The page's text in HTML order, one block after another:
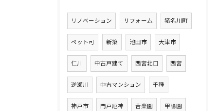
リノベーション リフォーム 猪名川町
ペット可 新築 池田市 大津市
仁川 中古戸建て 西宮北口 西宮
逆瀬川 中古マンション 千種
神戸市 門戸厄神 苦楽園 甲陽園